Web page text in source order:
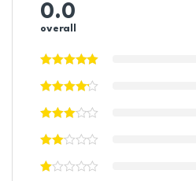
0.0
overall